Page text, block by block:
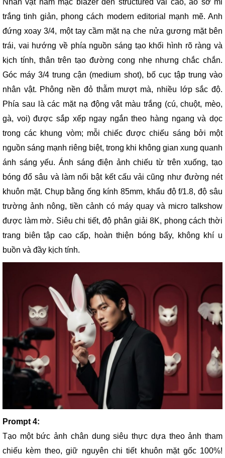
Nhân vật nam mặc blazer đen structured vai cao, áo sơ mi
trắng tinh giản, phong cách modern editorial mạnh mẽ. Anh
đứng xoay 3/4, một tay cầm mặt nạ che nửa gương mặt bên
trái, vai hướng về phía nguồn sáng tạo khối hình rõ ràng và
kịch tính, thân trên tạo đường cong nhẹ nhưng chắc chắn.
Góc máy 3/4 trung cận (medium shot), bố cục tập trung vào
nhân vật. Phông nền đỏ thẫm mượt mà, nhiều lớp sắc độ.
Phía sau là các mặt nạ động vật màu trắng (cú, chuột, mèo,
gà, voi) được sắp xếp ngay ngắn theo hàng ngang và dọc
trong các khung vòm; mỗi chiếc được chiếu sáng bởi một
nguồn sáng mạnh riêng biệt, trong khi không gian xung quanh
ánh sáng yếu. Ánh sáng điện ảnh chiếu từ trên xuống, tạo
bóng đổ sâu và làm nổi bật kết cấu vải cũng như đường nét
khuôn mặt. Chụp bằng ống kính 85mm, khẩu độ f/1.8, độ sâu
trường ảnh nông, tiền cảnh có máy quay và micro talkshow
được làm mờ. Siêu chi tiết, độ phân giải 8K, phong cách thời
trang biên tập cao cấp, hoàn thiện bóng bẩy, không khí u
buồn và đầy kịch tính.
Prompt 4:
Tạo một bức ảnh chân dung siêu thực dựa theo ảnh tham
chiếu kèm theo, giữ nguyên chi tiết khuôn mặt gốc 100%!